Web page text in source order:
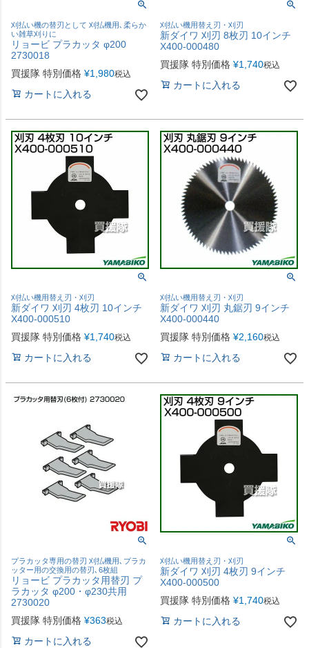
刈払い機の替刃として 刈払機用､柔らか
い雑草刈りに
リョービ プラカッタ φ200
2730018
買援隊 特別価格 ¥1,980税込
カートに入れる
刈払い機用替え刃・刈刃
新ダイワ 刈刃 8枚刃 10インチ
X400-000480
買援隊 特別価格 ¥1,740税込
カートに入れる
刈払い機用替え刃・刈刃
新ダイワ 刈刃 4枚刃 10インチ
X400-000510
買援隊 特別価格 ¥1,740税込
カートに入れる
刈払い機用替え刃・刈刃
新ダイワ 刈刃 丸鋸刃 9インチ
X400-000440
買援隊 特別価格 ¥2,160税込
カートに入れる
プラカッタ専用の替刃 刈払機用､プラカ
ッター用の交換用の替刃､6枚組
リョービ プラカッタ用替刃 プ
ラカッタ φ200・φ230共用
2730020
買援隊 特別価格 ¥363税込
カートに入れる
刈払い機用替え刃・刈刃
新ダイワ 刈刃 4枚刃 9インチ
X400-000500
買援隊 特別価格 ¥1,740税込
カートに入れる